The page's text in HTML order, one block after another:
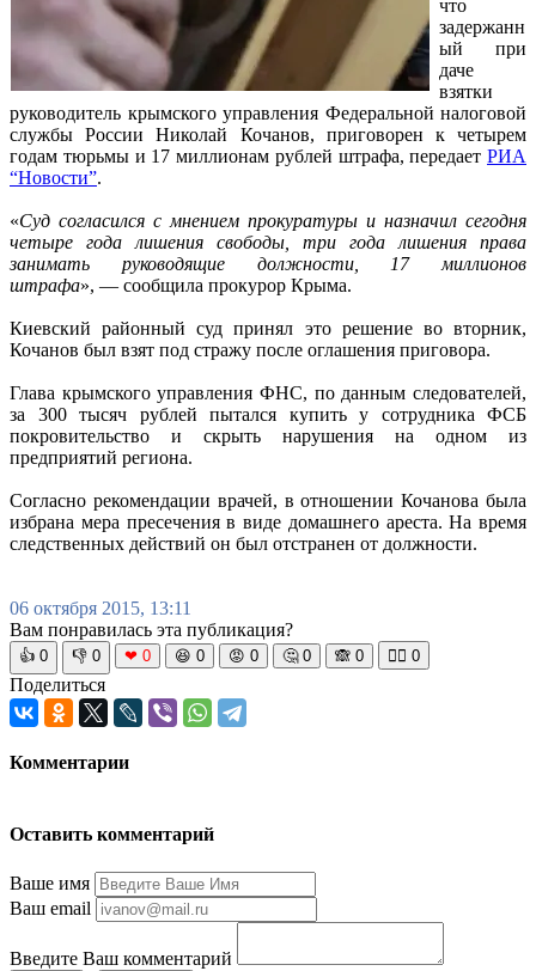
что
задержанн
ый при
даче
взятки
руководитель крымского управления Федеральной налоговой
службы России Николай Кочанов, приговорен к четырем
годам тюрьмы и 17 миллионам рублей штрафа, передает РИА
“Новости”.
«Суд согласился с мнением прокуратуры и назначил сегодня
четыре года лишения свободы, три года лишения права
занимать руководящие должности, 17 миллионов
штрафа», — сообщила прокурор Крыма.
Киевский районный суд принял это решение во вторник,
Кочанов был взят под стражу после оглашения приговора.
Глава крымского управления ФНС, по данным следователей,
за 300 тысяч рублей пытался купить у сотрудника ФСБ
покровительство и скрыть нарушения на одном из
предприятий региона.
Согласно рекомендации врачей, в отношении Кочанова была
избрана мера пресечения в виде домашнего ареста. На время
следственных действий он был отстранен от должности.
06 октября 2015, 13:11
Вам понравилась эта публикация?
👍 0 👎 0 ❤ 0 😆 0 😡 0 🤔 0 🙈 0 🧘‍♀️ 0
Поделиться
Комментарии
Оставить комментарий
Ваше имя
Ваш email
Введите Ваш комментарий